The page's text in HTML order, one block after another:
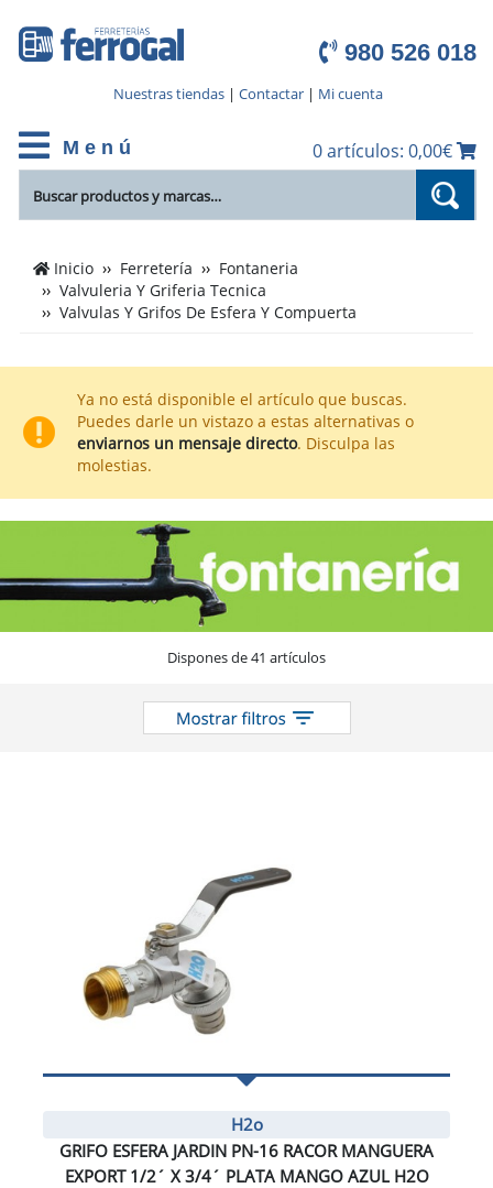
980 526 018
Nuestras tiendas| Contactar| Mi cuenta
M e n ú 0 artículos: 0,00€
Cientos
de
productos
Valvulas
Grifos
De
Esfera
Y
Compuerta
el
catálogo
Inicio Ferretería
Fontaneria
Valvuleria Y Griferia Tecnica
Valvulas Y Grifos De Esfera Y Compuerta
Ya no está disponible el artículo que buscas.
Puedes darle un vistazo a estas alternativas o
enviarnos un mensaje directo. Disculpa las
molestias.
Dispones de 41 artículos
H2o
GRIFO ESFERA JARDIN PN-16 RACOR MANGUERA
EXPORT 1/2´ X 3/4´ PLATA MANGO AZUL H2O